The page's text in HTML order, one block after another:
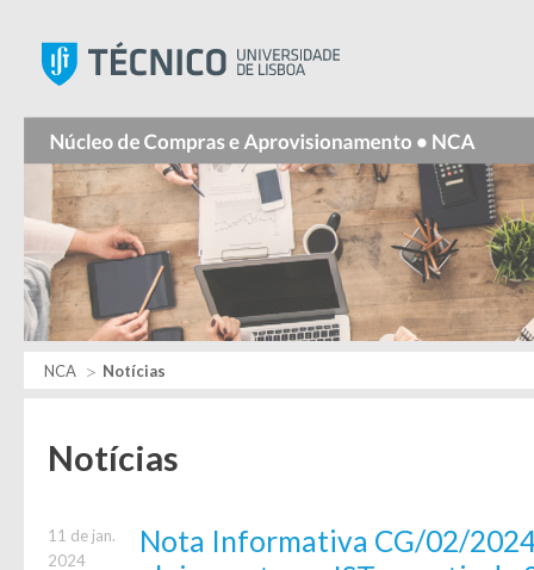
NCA Notícias
Notícias
11 de jan.
2024
Nota Informativa CG/02/